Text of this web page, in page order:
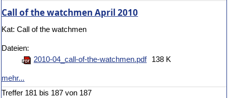
Call of the watchmen April 2010
Kat: Call of the watchmen
Dateien:
2010-04_call-of-the-watchmen.pdf
138 K
mehr...
Treffer 181 bis 187 von 187